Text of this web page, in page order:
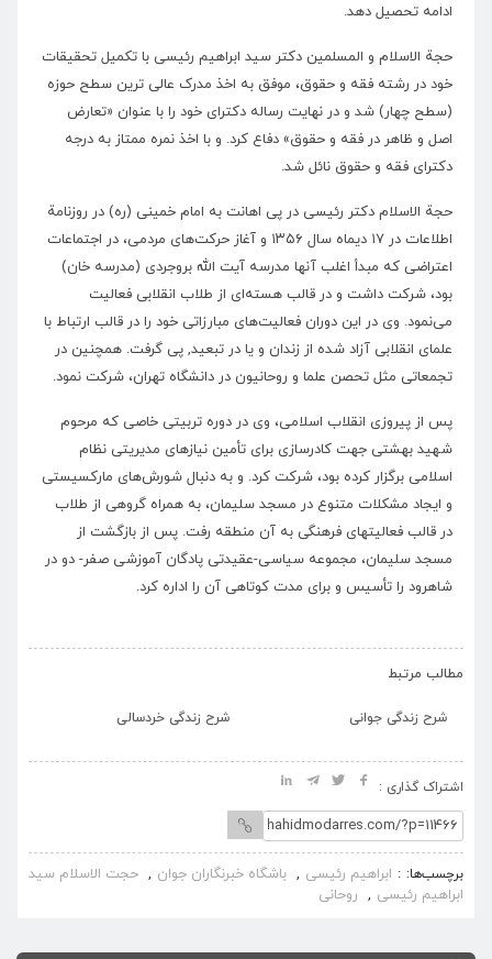
ادامه تحصیل دهد.
حجة الاسلام و المسلمین دکتر سید ابراهیم رئیسی با تکمیل تحقیقات
خود در رشته فقه و حقوق، موفق به اخذ مدرک عالی ترین سطح حوزه
(سطح چهار) شد و در نهایت رساله دکترای خود را با عنوان «تعارض
اصل و ظاهر در فقه و حقوق» دفاع کرد. و با اخذ نمره ممتاز به درجه
دکترای فقه و حقوق نائل شد.
حجة الاسلام دکتر رئیسی در پی اهانت به امام خمینی (ره) در روزنامة
اطلاعات در ۱۷ دیماه سال ۱۳۵۶ و آغاز حرکت‌های مردمی، در اجتماعات
اعتراضی که مبدأ اغلب آنها مدرسه آیت الله بروجردی (مدرسه خان)
بود، شرکت داشت و در قالب هسته‌ای از طلاب انقلابی فعالیت
می‌نمود. وی در این دوران فعالیت‌های مبارزاتی خود را در قالب ارتباط با
علمای انقلابی آزاد شده از زندان و یا در تبعید, پی گرفت. همچنین در
تجمعاتی مثل تحصن علما و روحانیون در دانشگاه تهران، شرکت نمود.
پس از پیروزی انقلاب اسلامی، وی در دوره تربیتی خاصی که مرحوم
شهید بهشتی جهت کادرسازی برای تأمین نیازهای مدیریتی نظام
اسلامی برگزار کرده بود، شرکت کرد. و به دنبال شورش‌های مارکسیستی
و ایجاد مشکلات متنوع در مسجد سلیمان، به همراه گروهی از طلاب
در قالب فعالیتهای فرهنگی به آن منطقه رفت. پس از بازگشت از
مسجد سلیمان، مجموعه سیاسی-عقیدتی پادگان آموزشی صفر- دو در
شاهرود را تأسیس و برای مدت کوتاهی آن را اداره کرد.
مطالب مرتبط
زندگی جوانی شرح زندگی خردسالی
اشتراک گذاری :
برچسب‌ها: ابراهیم رئیسی , باشگاه خبرنگاران جوان , حجت الاسلام سید
ابراهیم رئیسی , روحانی